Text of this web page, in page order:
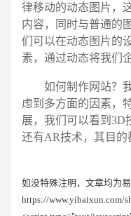
律移动的动态图片，
内容，同时与普通的
们可以在动态图片的
素，通过动态将我们
如何制作网站？我
虑到多方面的因素，
展，我们可以看到3D
还有AR技术，其目的
如没特殊注明，文章均为
https://www.yibaixun.com/